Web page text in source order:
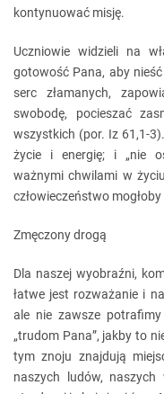
kontynuować misję.
Uczniowie widzieli na
gotowość Pana, aby
serc złamanych,
swobodę, pocieszać
wszystkich (por. Iz 61,1-
życie i energię; i „nie
ważnymi chwilami w
człowieczeństwo
Zmęczony drogą
Dla naszej wyobraźni,
łatwe jest rozważanie i
ale nie zawsze
„trudom Pana”, jakby to
tym znoju znajdują
naszych ludów,